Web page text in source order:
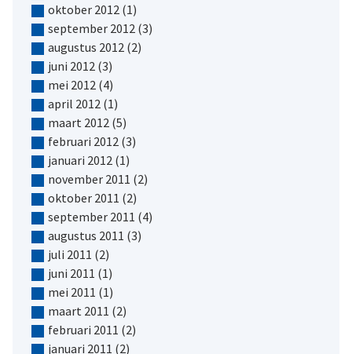
oktober 2012 (1)
september 2012 (3)
augustus 2012 (2)
juni 2012 (3)
mei 2012 (4)
april 2012 (1)
maart 2012 (5)
februari 2012 (3)
januari 2012 (1)
november 2011 (2)
oktober 2011 (2)
september 2011 (4)
augustus 2011 (3)
juli 2011 (2)
juni 2011 (1)
mei 2011 (1)
maart 2011 (2)
februari 2011 (2)
januari 2011 (2)